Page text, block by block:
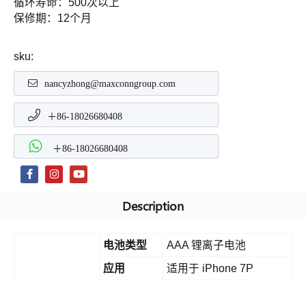
循环寿命：500次以上
保修期：12个月
sku:
nancyzhong@maxconngroup.com
＋86-18026680408
＋86-18026680408
Description
电池类型
AAA 锂离子电池
应用
适用于 iPhone 7P